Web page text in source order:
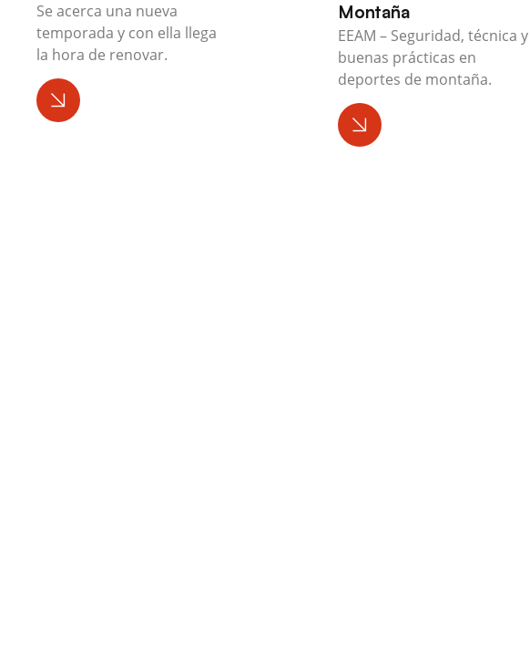
Se acerca una nueva
temporada y con ella llega
la hora de renovar.
Montaña
EEAM – Seguridad, técnica y
buenas prácticas en
deportes de montaña.